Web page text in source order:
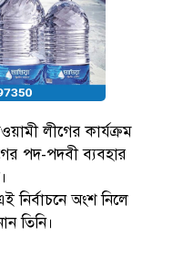
লীগের কার্যক্রম
পদ-পদবী ব্যবহার
অংশ নিলে
তিনি।